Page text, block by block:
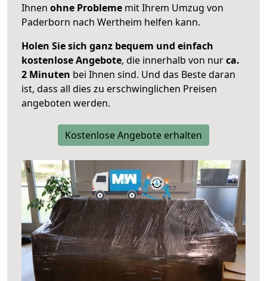
Ihnen ohne Probleme mit Ihrem Umzug von
Paderborn nach Wertheim helfen kann.
Holen Sie sich ganz bequem und einfach
kostenlose Angebote, die innerhalb von nurca.
2 Minuten bei Ihnen sind. Und das Beste daran
ist, dass all dies zu erschwinglichen Preisen
angeboten werden.
Kostenlose Angebote erhalten